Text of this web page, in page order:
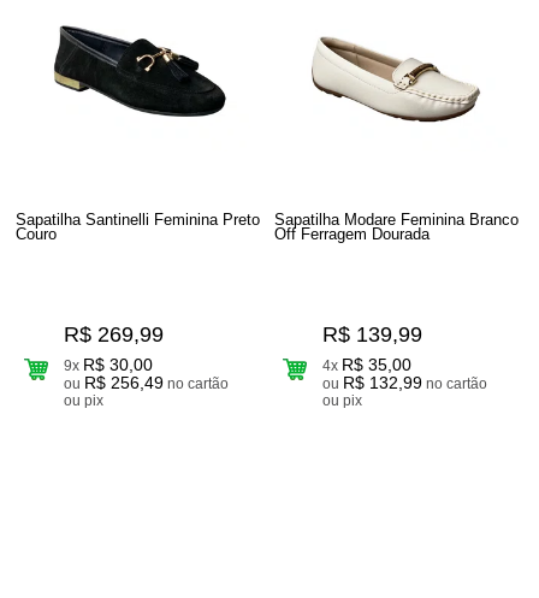
Sapatilha Santinelli Feminina Preto
Couro
R$ 269,99
9x R$ 30,00
ou R$ 256,49 no cartão
ou pix
Sapatilha Modare Feminina Branco
Off Ferragem Dourada
R$ 139,99
4x R$ 35,00
ou R$ 132,99 no cartão
ou pix